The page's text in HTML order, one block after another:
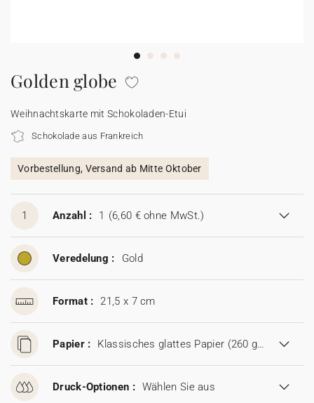
Aufkleber
Golden globe
Weihnachtskarte mit Schokoladen-Etui
Schokolade aus Frankreich
Vorbestellung, Versand ab Mitte Oktober
1 Anzahl : 1 (6,60 € ohne MwSt.)
Veredelung : Gold
Format : 21,5 x 7 cm
Papier : Klassisches glattes Papier (260 g/m²)
Druck-Optionen : Wählen Sie aus